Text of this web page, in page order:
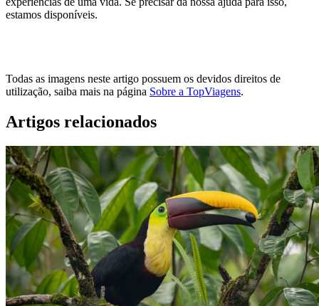
estamos disponíveis.
Todas as imagens neste artigo possuem os devidos direitos de
utilização, saiba mais na página Sobre a TopViagens.
Artigos relacionados